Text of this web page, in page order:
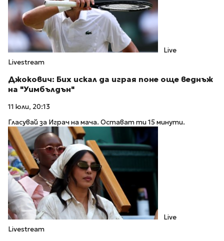
Live
Livestream
Джокович: Бих искал да играя поне още веднъж
на "Уимбълдън"
11 юли, 20:13
Гласувай за Играч на мача. Остават ти 15 минути.
Live
Livestream